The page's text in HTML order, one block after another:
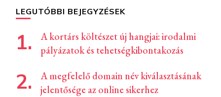
LEGUTÓBBI BEJEGYZÉSEK
A kortárs költészet új hangjai: irodalmi
pályázatok és tehetségkibontakozás
A megfelelő domain név kiválasztásának
jelentősége az online sikerhez